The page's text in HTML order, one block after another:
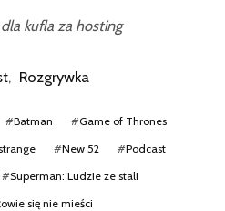
kufla za hosting
, Rozgrywka
#Batman #Game of Thrones
#New 52 #Podcast
#Superman: Ludzie ze stali
się nie mieści